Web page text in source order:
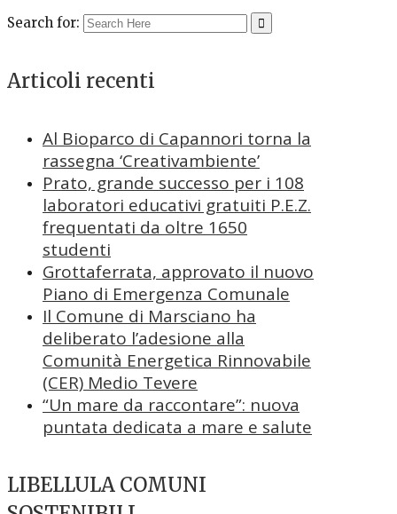
Search for:
Articoli recenti
Al Bioparco di Capannori torna la
rassegna ‘Creativambiente’
Prato, grande successo per i 108
laboratori educativi gratuiti P.E.Z.
frequentati da oltre 1650
studenti
Grottaferrata, approvato il nuovo
Piano di Emergenza Comunale
Il Comune di Marsciano ha
deliberato l’adesione alla
Comunità Energetica Rinnovabile
(CER) Medio Tevere
“Un mare da raccontare”: nuova
puntata dedicata a mare e salute
LIBELLULA COMUNI